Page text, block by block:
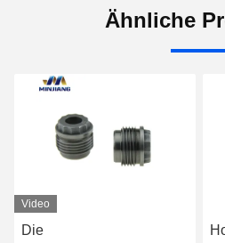
Ähnliche
Video
Die